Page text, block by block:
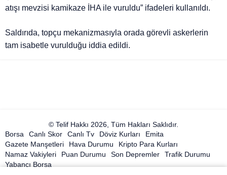
atışı mevzisi kamikaze İHA ile vuruldu” ifadeleri kullanıldı.
Saldırıda, topçu mekanizmasıyla orada görevli askerlerin
tam isabetle vurulduğu iddia edildi.
© Telif Hakkı 2026, Tüm Hakları Saklıdır.
Borsa
Canlı Skor Canlı Tv Döviz Kurları
Emita
Gazete Manşetleri
Hava Durumu
Kripto Para Kurları
Namaz Vakiyleri
Puan Durumu Son Depremler
Trafik Durumu
Yabancı Borsa